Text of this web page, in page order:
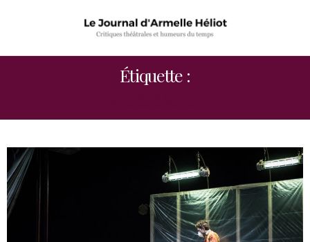
Étiquette :